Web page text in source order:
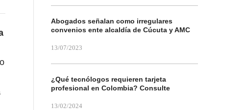
Abogados señalan como irregulares
convenios ente alcaldía de Cúcuta y AMC
13/07/2023
¿Qué tecnólogos requieren tarjeta
profesional en Colombia? Consulte
13/02/2024